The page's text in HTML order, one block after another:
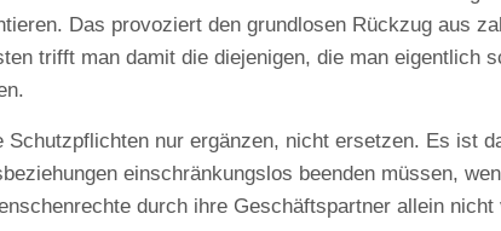
Das provoziert den grundlosen Rückzug aus
trifft man damit die diejenigen, die man eigentlich
nur ergänzen, nicht ersetzen. Es ist
einschränkungslos beenden müssen,
durch ihre Geschäftspartner allein nicht